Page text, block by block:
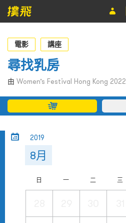
節目
主辦單位
關於撲飛
條款及細則
電影 講座
尋找乳房
由 Women’s Festival Hong Kong 2022
2019
8月
日 一 二 三